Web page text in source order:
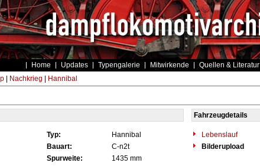
Home Updates Typengalerie Mitwirkende Quellen & Literatur
| Nachkrieg Hannibal
Fahrzeugdetails
Typ: Hannibal
Lebenslauf
Bauart: C-n2t
Bilderupload
Spurweite: 1435 mm